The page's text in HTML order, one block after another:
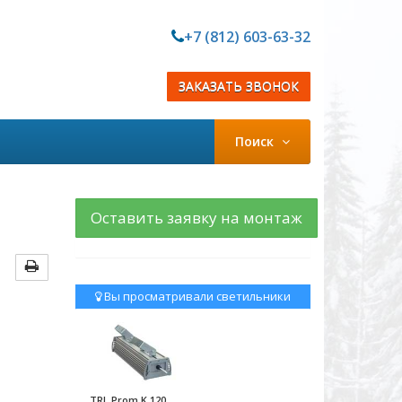
+7 (812) 603-63-32
ЗАКАЗАТЬ ЗВОНОК
Поиск
Оставить заявку на монтаж
Вы просматривали светильники